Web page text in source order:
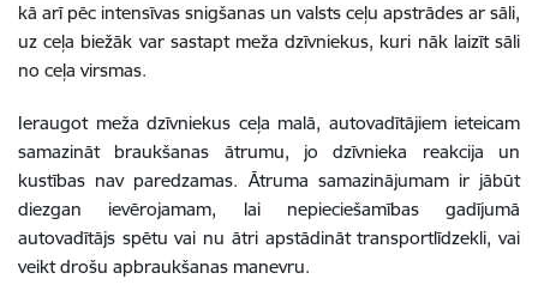
kā arī pēc intensīvas snigšanas un valsts ceļu apstrādes ar sāli,
uz ceļa biežāk var sastapt meža dzīvniekus, kuri nāk laizīt sāli
no ceļa virsmas.
Ieraugot meža dzīvniekus ceļa malā, autovadītājiem ieteicam
samazināt braukšanas ātrumu, jo dzīvnieka reakcija un
kustības nav paredzamas. Ātruma samazinājumam ir jābūt
diezgan ievērojamam, lai nepieciešamības gadījumā
autovadītājs spētu vai nu ātri apstādināt transportlīdzekli, vai
veikt drošu apbraukšanas manevru.